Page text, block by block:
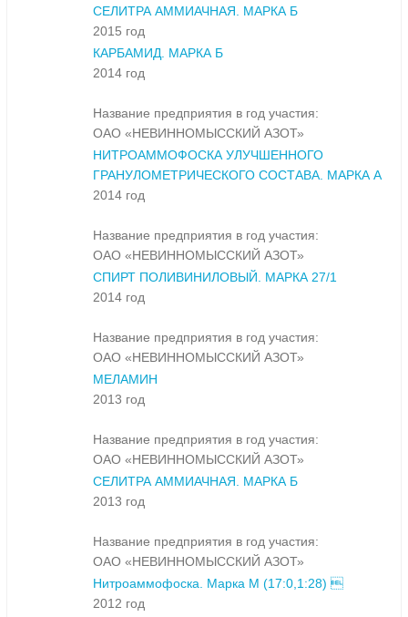
СЕЛИТРА АММИАЧНАЯ. МАРКА Б
2015 год
КАРБАМИД. МАРКА Б
2014 год
Название предприятия в год участия:
ОАО «НЕВИННОМЫССКИЙ АЗОТ»
НИТРОАММОФОСКА УЛУЧШЕННОГО
ГРАНУЛОМЕТРИЧЕСКОГО СОСТАВА. МАРКА А
2014 год
Название предприятия в год участия:
ОАО «НЕВИННОМЫССКИЙ АЗОТ»
СПИРТ ПОЛИВИНИЛОВЫЙ. МАРКА 27/1
2014 год
Название предприятия в год участия:
ОАО «НЕВИННОМЫССКИЙ АЗОТ»
МЕЛАМИН
2013 год
Название предприятия в год участия:
ОАО «НЕВИННОМЫССКИЙ АЗОТ»
СЕЛИТРА АММИАЧНАЯ. МАРКА Б
2013 год
Название предприятия в год участия:
ОАО «НЕВИННОМЫССКИЙ АЗОТ»
Нитроаммофоска. Марка М (17:0,1:28) 
2012 год